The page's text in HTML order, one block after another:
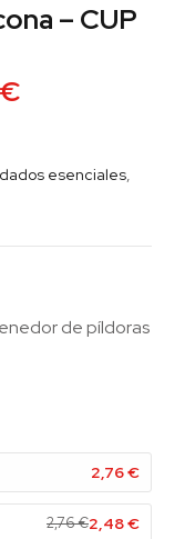
– CUP
€
esenciales,
de píldoras
2,76€
2,76€2,48€